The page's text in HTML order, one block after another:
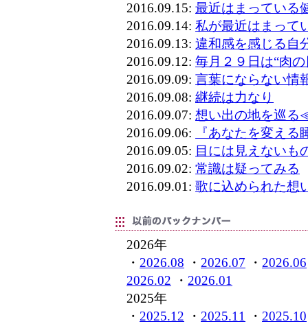
2016.09.15: 最近はまっている
2016.09.14: 私が最近はまって
2016.09.13: 違和感を感じる自
2016.09.12: 毎月２９日は“肉の
2016.09.09: 言葉にならない情
2016.09.08: 継続は力なり
2016.09.07: 想い出の地を巡
2016.09.06:
『あなたを変え
2016.09.05: 目には見えないも
2016.09.02: 常識は疑ってみる
2016.09.01: 歌に込められた想
2026年
・ 2026.08 ・ 2026.07 ・ 2026.06
2026.02 ・ 2026.01
2025年
・ 2025.12 ・ 2025.11 ・ 2025.10